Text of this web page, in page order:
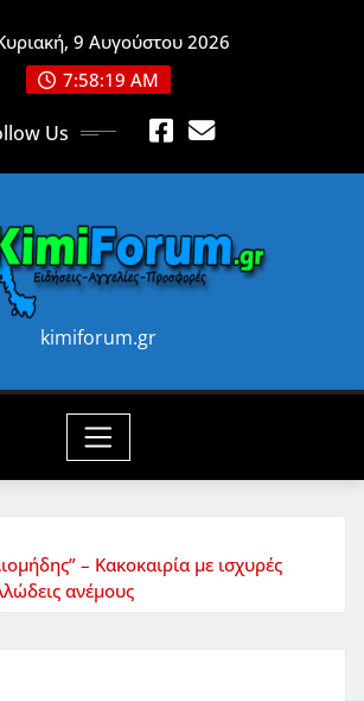
9 Αυγούστου 2026
7:58:21 AM
Us
kimiforum.gr
– Κακοκαιρία με ισχυρές
ανέμους